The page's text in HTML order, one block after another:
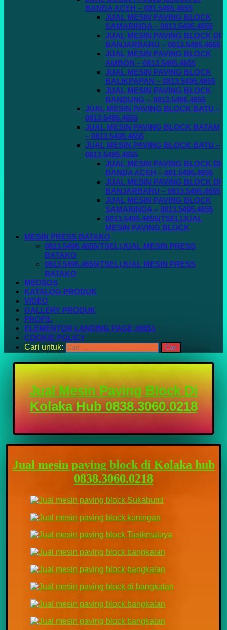
BANDA ACEH – 081.5495.4655
JUAL MESIN PAVING BLOCK
SAMARINDA – 0813.5495.4655
JUAL MESIN PAVING BLOCK DI
BANJARBARU – 0813.5495.4655
JUAL MESIN PAVING BLOCK
AMBON – 0813.5495.4655
JUAL MESIN PAVING BLOCK
BALIKPAPAN – 0813.5495.4655
JUAL MESIN PAVING BLOCK
BANDUNG – 0813.5495.4655
JUAL MESIN PAVING BLOCK BATU –
0813.5495.4655
JUAL MESIN PAVING BLOCK BATAM
– 0813.5495.4655
JUAL MESIN PAVING BLOCK BATU –
0813.5495.4655
JUAL MESIN PAVING BLOCK DI
BANDA ACEH – 081.5495.4655
JUAL MESIN PAVING BLOCK DI
BANJARBARU – 0813.5495.4655
JUAL MESIN PAVING BLOCK
SAMARINDA – 0813.5495.4655
0813.5495.4655(TSEL)JUAL
MESIN PAVING BLOCK
MESIN PRESS BATAKO
0813.5495.4655(TSEL)JUAL MESIN PRESS
BATAKO
0813.5495.4655(TSEL)JUAL MESIN PRESS
BATAKO
MEDSOS
KATALOG PRODUK
VIDEO
GALLERY PRODUK
PROFIL
ELEMENTOR LANDING PAGE #6651
COOKIE POLICY
Cari untuk:
Jual Mesin Paving Block Di
Kolaka Hub 0838.3060.0218
Jual mesin paving block di Kolaka hub
0838.3060.0218